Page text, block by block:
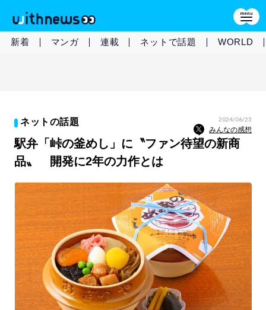
新着 マンガ 連載 ネットで話題 WORLD
ネットの話題 2024/06/23
みんなの感想
駅弁「峠の釜めし」に〝ファン待望の新商
品〟 開発に2年の力作とは